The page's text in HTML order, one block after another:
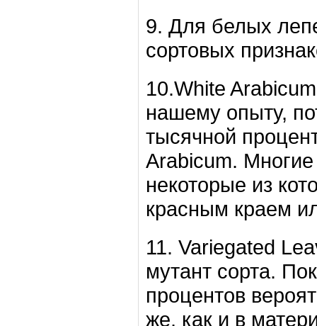
9. Для белых
сортовых
10.White
нашему опыту,
тысячной
Arabicum. Многие
некоторые из
красным краем
11. Variegated
мутант сорта.
процентов
же, как и в